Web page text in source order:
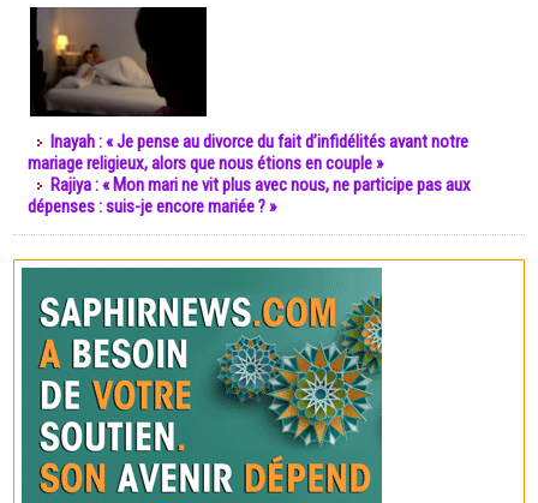
Inayah : « Je pense au divorce du fait d’infidélités avant notre
mariage religieux, alors que nous étions en couple »
Rajiya : « Mon mari ne vit plus avec nous, ne participe pas aux
dépenses : suis-je encore mariée ? »